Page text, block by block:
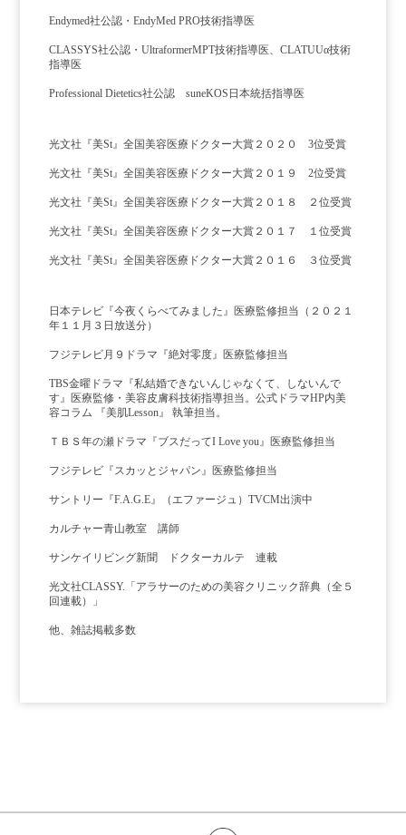
Endymed社公認・EndyMed PRO技術指導医
CLASSYS社公認・UltraformerMPT技術指導医、CLATUUα技術
指導医
Professional Dietetics社公認 suneKOS日本統括指導医
光文社『美St』全国美容医療ドクター大賞２０２０ 3位受賞
光文社『美St』全国美容医療ドクター大賞２０１９ 2位受賞
光文社『美St』全国美容医療ドクター大賞２０１８ ２位受賞
光文社『美St』全国美容医療ドクター大賞２０１７ １位受賞
光文社『美St』全国美容医療ドクター大賞２０１６ ３位受賞
日本テレビ『今夜くらべてみました』医療監修担当（２０２１
年１１月３日放送分）
フジテレビ月９ドラマ『絶対零度』医療監修担当
TBS金曜ドラマ『私結婚できないんじゃなくて、しないんで
す』医療監修・美容皮膚科技術指導担当。公式ドラマHP内美
容コラム 『美肌Lesson』 執筆担当。
ＴＢＳ年の瀬ドラマ『ブスだってI Love you』医療監修担当
フジテレビ『スカッとジャパン』医療監修担当
サントリー『F.A.G.E』（エファージュ）TVCM出演中
カルチャー青山教室 講師
サンケイリビング新聞 ドクターカルテ 連載
光文社CLASSY.「アラサーのための美容クリニック辞典（全５
回連載）」
他、雑誌掲載多数